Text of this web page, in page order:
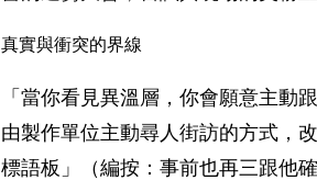
真實與衝突的界線
「當你看見異溫層，你會願意主動
由製作單位主動尋人街訪的方式，
標語板」（編按：事前也再三跟他